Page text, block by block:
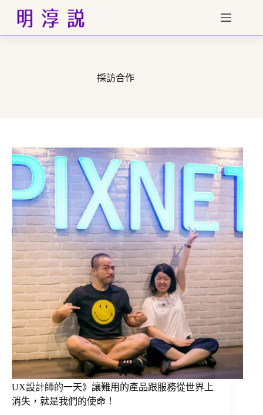
主
採訪合作
UX設計師的一天》讓難用的產品跟服務從世界上
消失，就是我們的使命！